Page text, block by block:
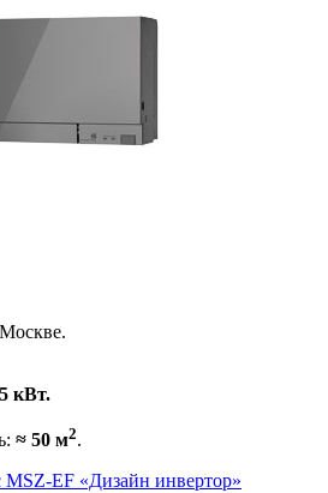
5 кВт.
≈ 50 м2.
EF «Дизайн инвертор»